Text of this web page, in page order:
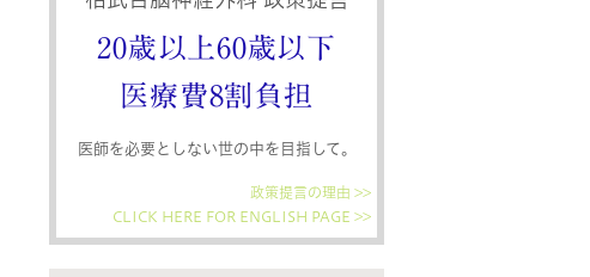
20歳以上60歳以下
医療費8割負担
医師を必要としない世の中を目指して。
政策提言の理由 >>
CLICK HERE FOR ENGLISH PAGE >>